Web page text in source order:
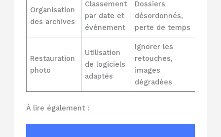
Organisation
des archives
Classement
par date et
événement
Dossiers
désordonnés,
perte de temps
Restauration
photo
Utilisation
de logiciels
adaptés
Ignorer les
retouches,
images
dégradées
À lire également :